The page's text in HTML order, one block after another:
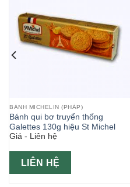
BÁNH MICHELIN (PHÁP)
Bánh qui bơ truyển thống
Galettes 130g hiệu St Michel
Giá - Liên hệ
LIÊN HỆ